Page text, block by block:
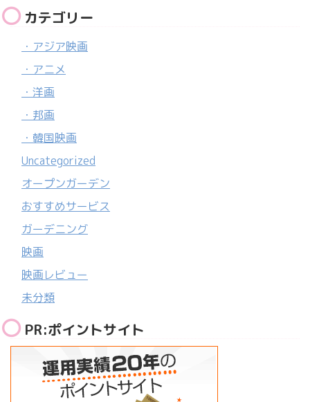
カテゴリー
・アジア映画
・アニメ
・洋画
・邦画
・韓国映画
Uncategorized
オープンガーデン
おすすめサービス
ガーデニング
映画
映画レビュー
未分類
PR:ポイントサイト